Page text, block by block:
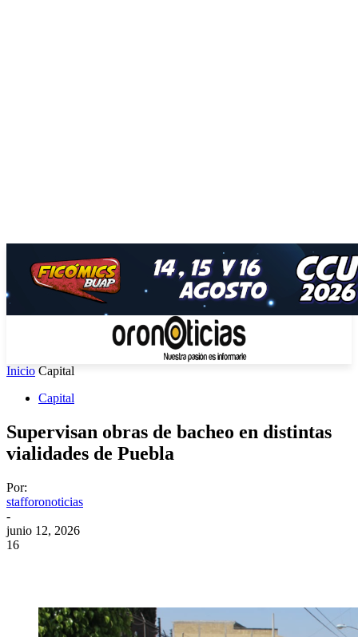
Inicio Capital
Capital
Supervisan obras de bacheo en distintas
vialidades de Puebla
Por:
stafforonoticias
-
junio 12, 2026
16